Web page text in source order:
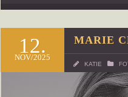
12.
NOV/2025
MARIE
KATIE